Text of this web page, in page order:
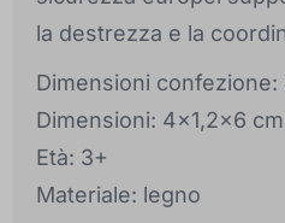
la destrezza e la
Dimensioni
Dimensioni: 4x1,2x6 cm
Età: 3+
Materiale: legno